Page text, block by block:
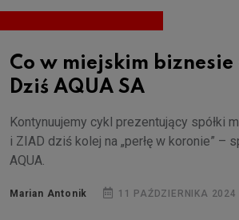
Co w miejskim biznesie
Dziś AQUA SA
Kontynuujemy cykl prezentujący spółki
i ZIAD dziś kolej na „perłę w koronie” –
AQUA.
Marian Antonik 11 PAŹDZIERNIKA 2024